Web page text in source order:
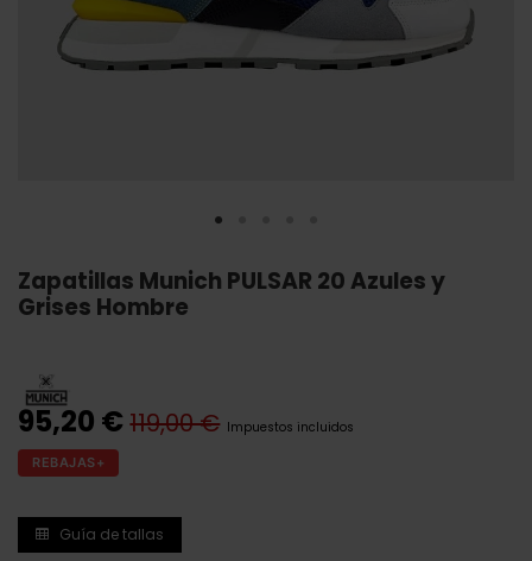
Zapatillas Munich PULSAR 20 Azules y
Grises Hombre
95,20 €119,00 € Impuestos incluidos
REBAJAS+
Guía de tallas